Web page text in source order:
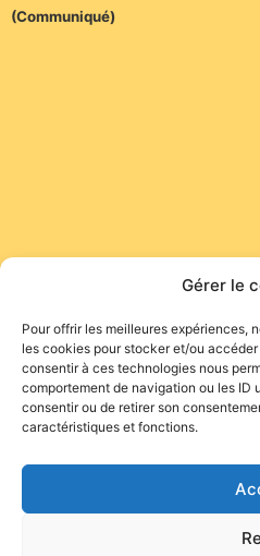
Gérer le
Pour offrir les meilleures expériences,
les cookies pour stocker et/ou
consentir à ces technologies nous
comportement de navigation ou les ID
consentir ou de retirer son
caractéristiques et fonctions.
(Communiqué)
Site de